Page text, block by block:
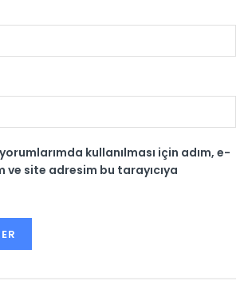
kullanılması için adım, e-
ve site adresim bu tarayıcıya